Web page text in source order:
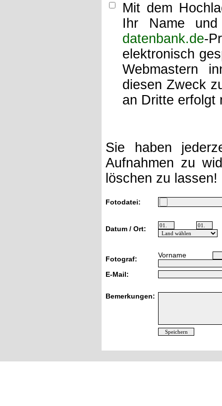
Mit dem
Ihr Name
datenbank.de-
elektronisch
Webmastern
diesen Zweck
an Dritte erfolgt
Sie haben
Aufnahmen zu
löschen zu
Fotodatei:
Datum / Ort:
Fotograf: Vorname
E-Mail:
Bemerkungen: